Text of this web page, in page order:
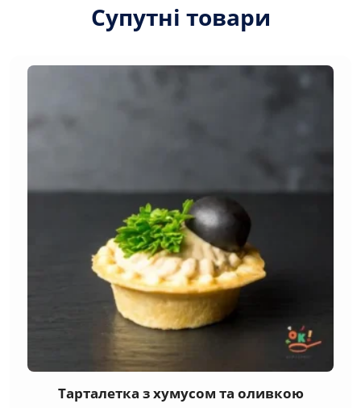
Супутні товари
Тарталетка з хумусом та оливкою